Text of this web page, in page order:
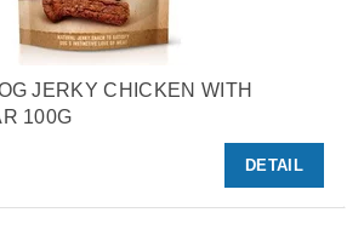
JERKY CHICKEN WITH
100G
DETAIL